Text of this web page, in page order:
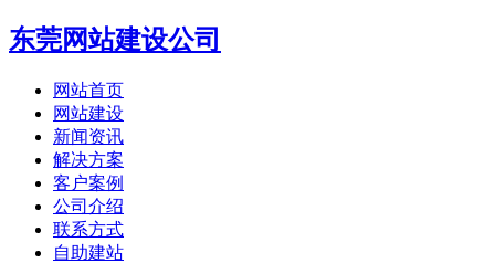
东莞网站建设公司
网站首页
网站建设
新闻资讯
解决方案
客户案例
公司介绍
联系方式
自助建站